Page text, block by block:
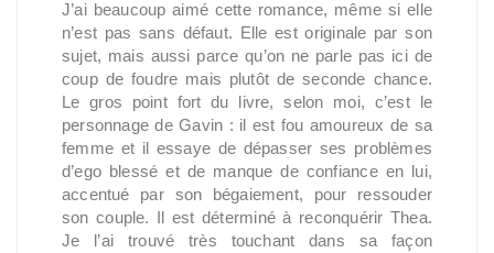
J’ai beaucoup aimé cette romance, même si elle
n’est pas sans défaut. Elle est originale par son
sujet, mais aussi parce qu’on ne parle pas ici de
coup de foudre mais plutôt de seconde chance.
Le gros point fort du livre, selon moi, c’est le
personnage de Gavin : il est fou amoureux de sa
femme et il essaye de dépasser ses problèmes
d’ego blessé et de manque de confiance en lui,
accentué par son bégaiement, pour ressouder
son couple. Il est déterminé à reconquérir Thea.
Je l’ai trouvé très touchant dans sa façon